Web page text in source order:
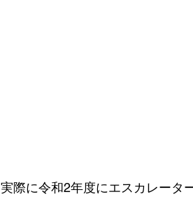
実際に令和2年度にエスカレータ